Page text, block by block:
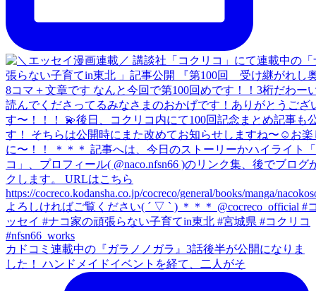
カドコミ連載中の『ガラノノガラ』3話後半が公開になりま
した！ ハンドメイドイベントを経て、二人がそ